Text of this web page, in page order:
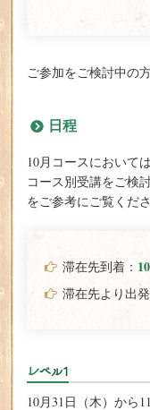
ご参加をご検討中の
日程
10月コースにおいて
コース別受講をご検
をご参考にご覧くださ
滞在先到着：
滞在先より出発
レベル1
10月31日（木）から